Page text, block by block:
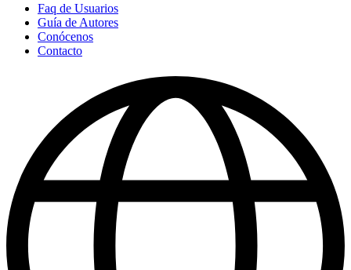
Faq de Usuarios
Guía de Autores
Conócenos
Contacto